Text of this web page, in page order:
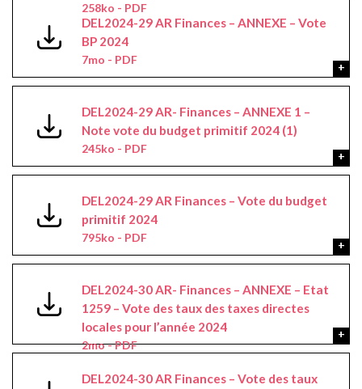
258ko - PDF
DEL2024-29 AR Finances – ANNEXE – Vote
BP 2024
7mo - PDF
DEL2024-29 AR- Finances – ANNEXE 1 –
Note vote du budget primitif 2024 (1)
245ko - PDF
DEL2024-29 AR Finances – Vote du budget
primitif 2024
795ko - PDF
DEL2024-30 AR- Finances – ANNEXE – Etat
1259 – Vote des taux des taxes directes
locales pour l’année 2024
2mo - PDF
DEL2024-30 AR Finances – Vote des taux